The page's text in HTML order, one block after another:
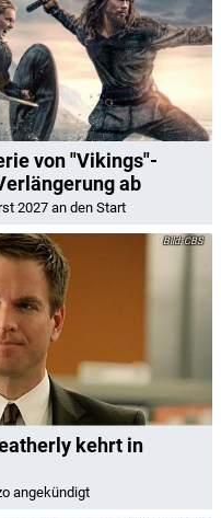
von "Vikings"-
ab
2027 an den Start
CBS
kehrt in
angekündigt